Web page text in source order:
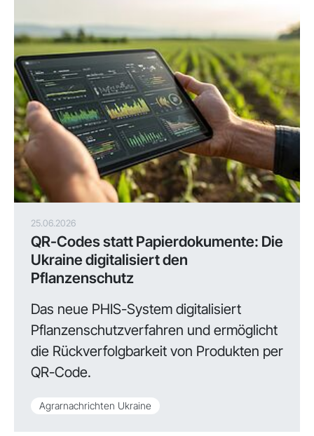
25.06.2026
QR-Codes statt Papierdokumente: Die
Ukraine digitalisiert den
Pflanzenschutz
Das neue PHIS-System digitalisiert
Pflanzenschutzverfahren und ermöglicht
die Rückverfolgbarkeit von Produkten per
QR-Code.
Agrarnachrichten Ukraine